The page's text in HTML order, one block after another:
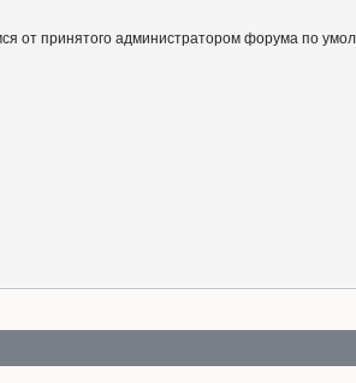
принятого администратором форума по